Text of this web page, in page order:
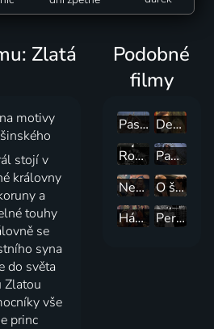
Zlatá
motivy
stojí v
královny
a
touhy
se
syna
do světa
Zlatou
vše
princ
Podobné
filmy
Pastýřská pohádka
Deváté srdce
Rozsudky soudce Ooky
Panenka z vltavské tůně
Nezbedná pohádka
O štěstí a kráse
Hádání s Hadovkou
Perly a růže